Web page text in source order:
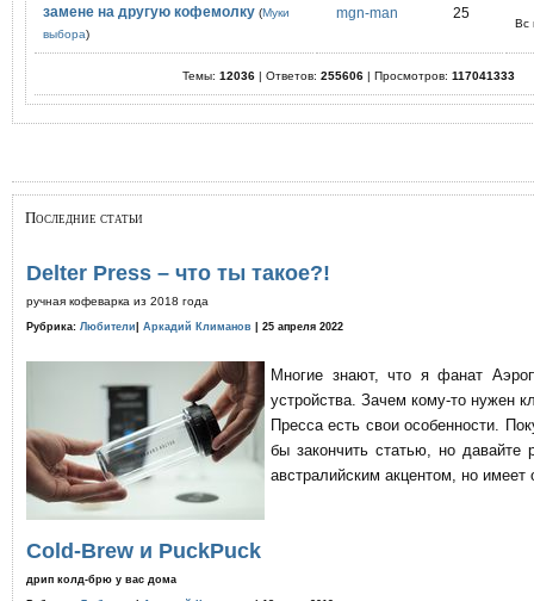
замене на другую кофемолку (Муки
выбора)
mgn-man 25
Вс
Темы: 12036 | Ответов: 255606 | Просмотров: 117041333
Последние статьи
Delter Press – что ты такое?!
ручная кофеварка из 2018 года
Рубрика: Любители Аркадий Климанов | 25 апреля 2022
Многие знают, что я фанат
устройства. Зачем кому-то нужен
Пресса есть свои особенности.
бы закончить статью, но давайте
австралийским акцентом, но имеет
Cold-Brew и PuckPuck
дрип колд-брю у вас дома